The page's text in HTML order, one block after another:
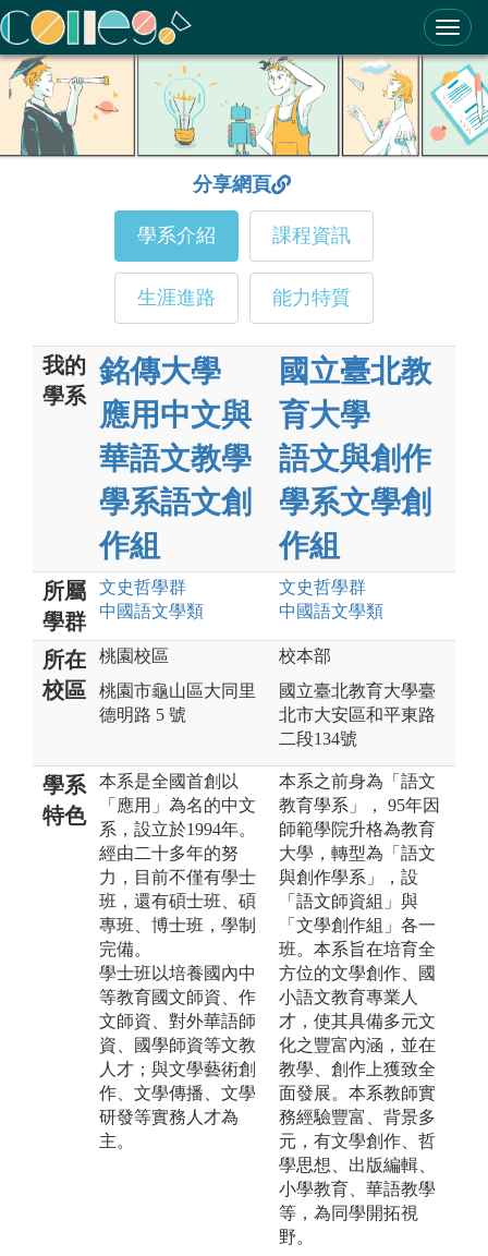
ColleGo! 大學選才與高中育才輔助系統
分享網頁
學系介紹 課程資訊
生涯進路 能力特質
我的
學系
銘傳大學
應用中文與
華語文教學
學系語文創
作組
國立臺北教
育大學
語文與創作
學系文學創
作組
所屬
學群
文史哲學群
中國語文學類
文史哲學群
中國語文學類
所在
校區
桃園校區
桃園市龜山區大同里
德明路 5 號
校本部
國立臺北教育大學臺
北市大安區和平東路
二段134號
學系
特色
本系是全國首創以
「應用」為名的中文
系，設立於1994年。
經由二十多年的努
力，目前不僅有學士
班，還有碩士班、碩
專班、博士班，學制
完備。
學士班以培養國內中
等教育國文師資、作
文師資、對外華語師
資、國學師資等文教
人才；與文學藝術創
作、文學傳播、文學
研發等實務人才為
主。
本系之前身為「語文
教育學系」， 95年因
師範學院升格為教育
大學，轉型為「語文
與創作學系」，設
「語文師資組」與
「文學創作組」各一
班。本系旨在培育全
方位的文學創作、國
小語文教育專業人
才，使其具備多元文
化之豐富內涵，並在
教學、創作上獲致全
面發展。本系教師實
務經驗豐富、背景多
元，有文學創作、哲
學思想、出版編輯、
小學教育、華語教學
等，為同學開拓視
野。